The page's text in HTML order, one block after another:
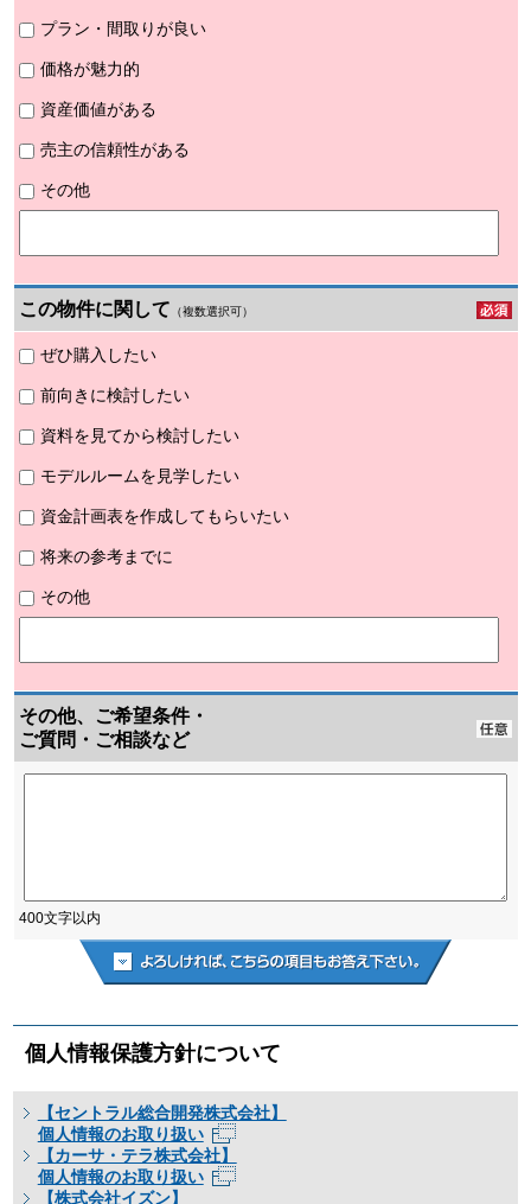
プラン・間取りが良い
価格が魅力的
資産価値がある
売主の信頼性がある
その他
この物件に関して （複数選択可）
ぜひ購入したい
前向きに検討したい
資料を見てから検討したい
モデルルームを見学したい
資金計画表を作成してもらいたい
将来の参考までに
その他
その他、ご希望条件・
ご質問・ご相談など
400文字以内
個人情報保護方針について
【セントラル総合開発株式会社】
個人情報のお取り扱い
【カーサ・テラ株式会社】
個人情報のお取り扱い
【株式会社イズン】